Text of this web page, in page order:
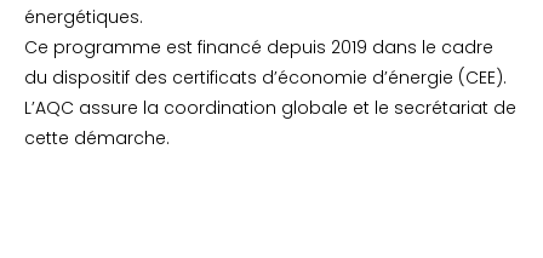
énergétiques.
Ce programme est financé depuis 2019 dans le cadre
du dispositif des certificats d’économie d’énergie (CEE).
L’AQC assure la coordination globale et le secrétariat de
cette démarche.